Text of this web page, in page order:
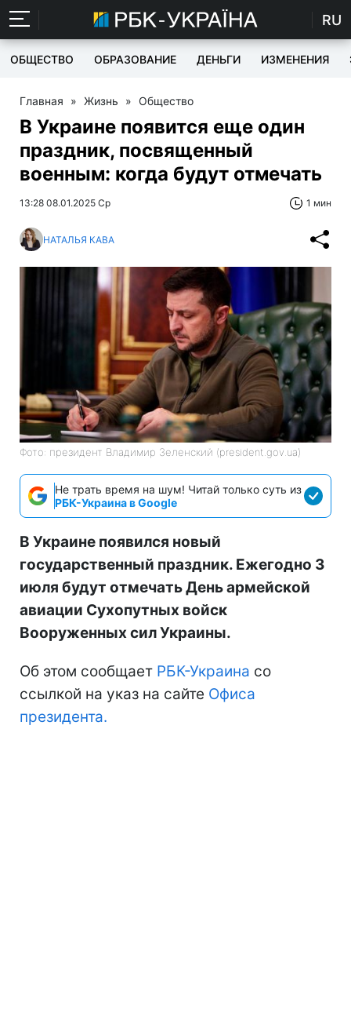
RU
ОБЩЕСТВО ОБРАЗОВАНИЕ ДЕНЬГИ ИЗМЕНЕНИЯ
Главная » Жизнь » Общество
В Украине появится еще один
праздник, посвященный
военным: когда будут отмечать
13:28 08.01.2025 Ср 1 мин
НАТАЛЬЯ КАВА
Фото: президент Владимир Зеленский (president.gov.ua)
Не трать время на шум! Читай только суть из
РБК-Украина в Google
В Украине появился новый
государственный праздник. Ежегодно 3
июля будут отмечать День армейской
авиации Сухопутных войск
Вооруженных сил Украины.
Об этом сообщает РБК-Украина со
ссылкой на указ на сайте Офиса
президента.